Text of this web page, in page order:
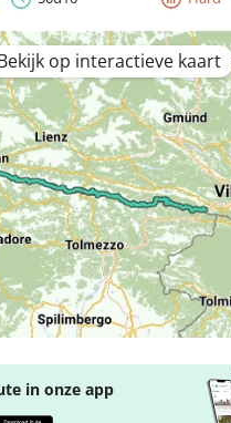
op interactieve kaart
in onze app